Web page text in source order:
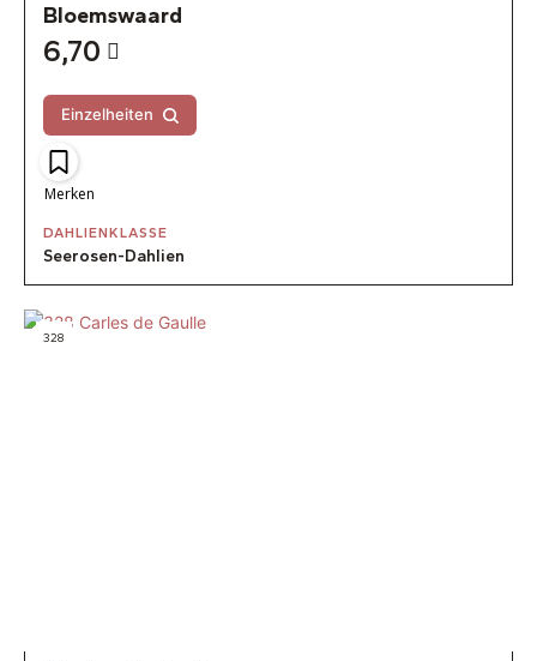
Bloemswaard
6,70
Einzelheiten
Merken
DAHLIENKLASSE
Seerosen-Dahlien
328